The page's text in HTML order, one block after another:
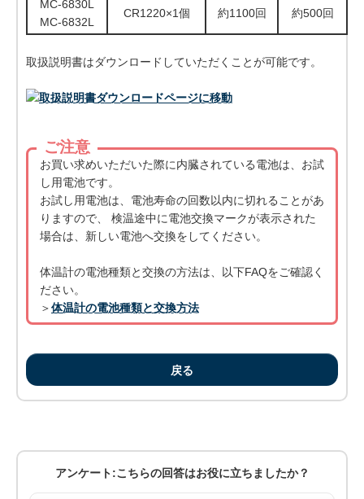
MC-6830L
MC-6832L
CR1220×1個 約1100回 約500回
取扱説明書はダウンロードしていただくことが可能です。
ご注意
お買い求めいただいた際に内臓されている電池は、お試
し用電池です。
お試し用電池は、電池寿命の回数以内に切れることがあ
りますので、 検温途中に電池交換マークが表示された
場合は、新しい電池へ交換をしてください。
体温計の電池種類と交換の方法は、以下FAQをご確認く
ださい。
＞体温計の電池種類と交換方法
戻る
アンケート:こちらの回答はお役に立ちましたか？